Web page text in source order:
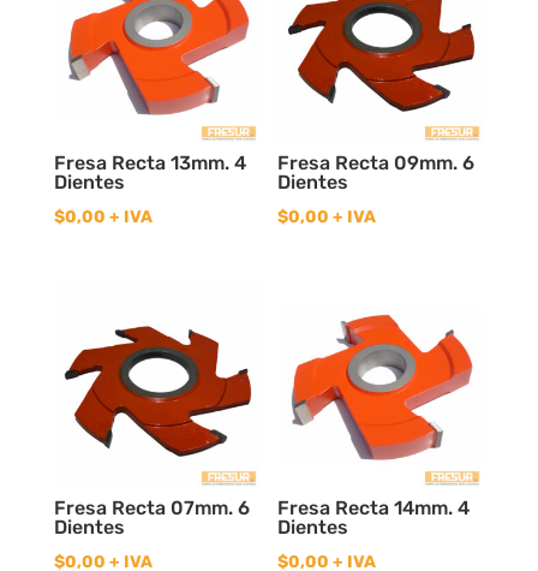
Fresa Recta 13mm. 4
Dientes
$0,00 + IVA
Fresa Recta 09mm. 6
Dientes
$0,00 + IVA
Fresa Recta 07mm. 6
Dientes
$0,00 + IVA
Fresa Recta 14mm. 4
Dientes
$0,00 + IVA